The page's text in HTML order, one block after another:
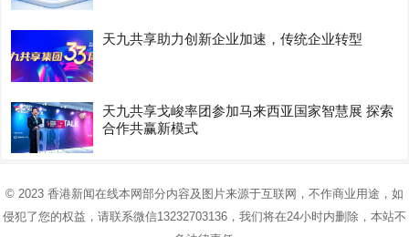
天九共享助力创新企业加速，传统企业转型
天九共享戈峻率团参加马来西亚国家智慧展 探索
合作共赢新模式
© 2023 香港新闻在线本网部分内容及图片来源于互联网，不作商业用途，如
侵犯了您的权益，请联系微信13232703136，我们将在24小时内删除，本站不